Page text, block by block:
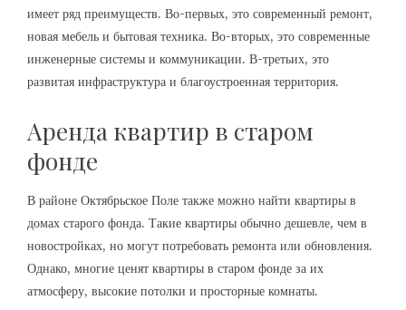
имеет ряд преимуществ. Во-первых, это современный ремонт,
новая мебель и бытовая техника. Во-вторых, это современные
инженерные системы и коммуникации. В-третьих, это
развитая инфраструктура и благоустроенная территория.
Аренда квартир в старом
фонде
В районе Октябрьское Поле также можно найти квартиры в
домах старого фонда. Такие квартиры обычно дешевле, чем в
новостройках, но могут потребовать ремонта или обновления.
Однако, многие ценят квартиры в старом фонде за их
атмосферу, высокие потолки и просторные комнаты.